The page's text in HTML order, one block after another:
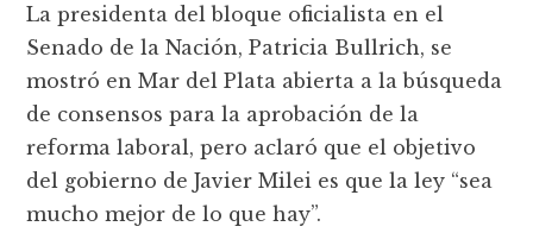
La presidenta del bloque oficialista en el
Senado de la Nación, Patricia Bullrich, se
mostró en Mar del Plata abierta a la búsqueda
de consensos para la aprobación de la
reforma laboral, pero aclaró que el objetivo
del gobierno de Javier Milei es que la ley “sea
mucho mejor de lo que hay”.